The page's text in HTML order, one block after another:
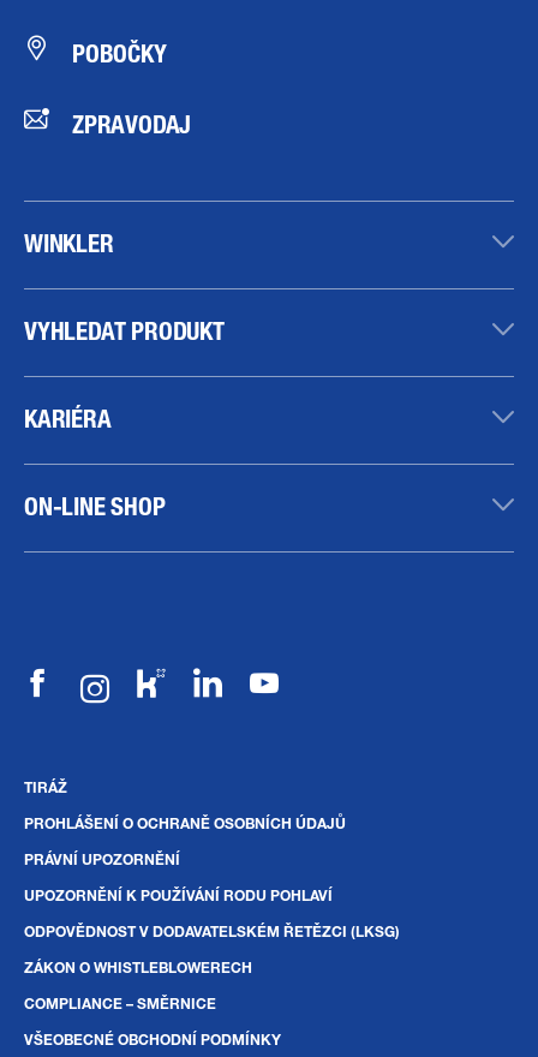
POBOČKY
ZPRAVODAJ
WINKLER
VYHLEDAT PRODUKT
KARIÉRA
ON-LINE SHOP
TIRÁŽ
PROHLÁŠENÍ O OCHRANĚ OSOBNÍCH ÚDAJŮ
PRÁVNÍ UPOZORNĚNÍ
UPOZORNĚNÍ K POUŽÍVÁNÍ RODU POHLAVÍ
ODPOVĚDNOST V DODAVATELSKÉM ŘETĚZCI (LKSG)
ZÁKON O WHISTLEBLOWERECH
COMPLIANCE – SMĚRNICE
VŠEOBECNÉ OBCHODNÍ PODMÍNKY